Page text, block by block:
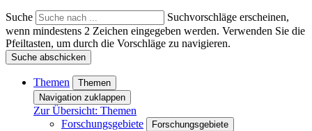
Suche
Suchvorschläge erscheinen,
wenn mindestens 2 Zeichen eingegeben werden. Verwenden Sie die
Pfeiltasten, um durch die Vorschläge zu navigieren.
Suche abschicken
Themen
Themen
Navigation zuklappen
Zur Übersicht: Themen
Forschungsgebiete
Forschungsgebiete